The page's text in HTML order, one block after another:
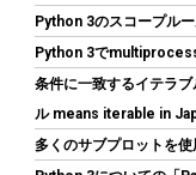
(54584)
こちら)
Python 3のスコープル
Python 3で
条件に一致するイテラ
ル means iterable in
多くのサブプロットを